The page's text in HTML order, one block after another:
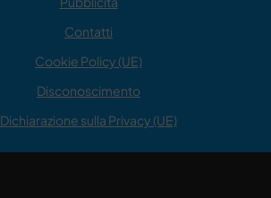
Contatti
Cookie Policy (UE)
Disconoscimento
Dichiarazione sulla Privacy (UE)